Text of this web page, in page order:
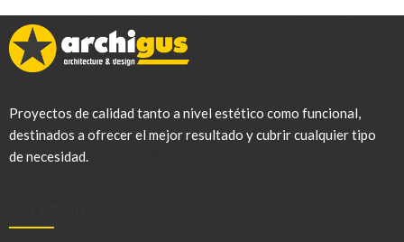
Proyectos de calidad tanto a nivel estético como funcional,
destinados a ofrecer el mejor resultado y cubrir cualquier tipo
de necesidad.